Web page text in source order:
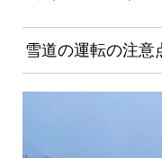
雪道の運転の注意